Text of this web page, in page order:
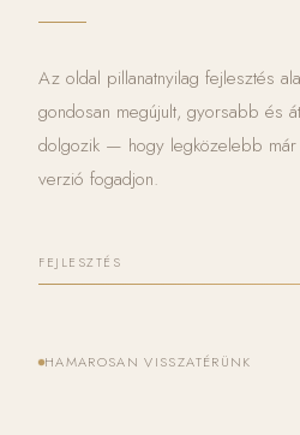
Az oldal pillanatnyilag fejlesztés
gondosan megújult, gyorsabb és
dolgozik — hogy legközelebb
verzió fogadjon.
FEJLESZTÉS
HAMAROSAN VISSZATÉRÜNK